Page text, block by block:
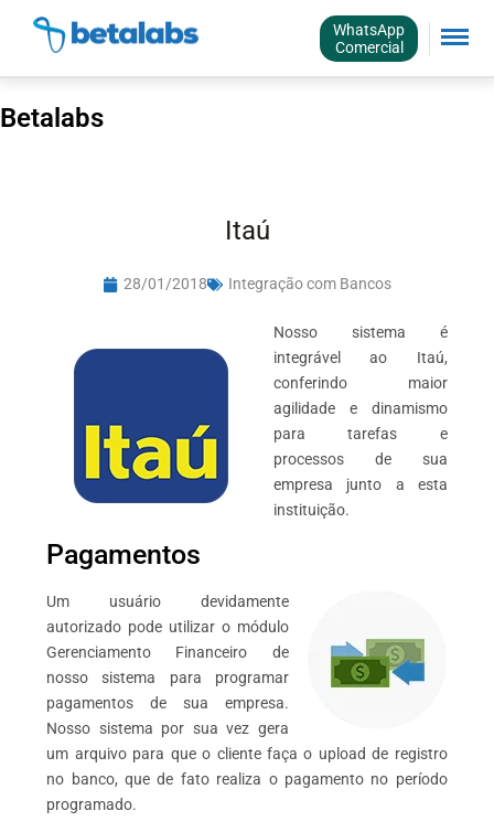
WhatsApp
Comercial
Betalabs
Itaú
28/01/2018 Integração com Bancos
Nosso sistema é
integrável ao Itaú,
conferindo maior
agilidade e dinamismo
para tarefas e
processos de sua
empresa junto a esta
instituição.
Pagamentos
Um usuário devidamente
autorizado pode utilizar o módulo
Gerenciamento Financeiro de
nosso sistema para programar
pagamentos de sua empresa.
Nosso sistema por sua vez gera
um arquivo para que o cliente faça o upload de registro
no banco, que de fato realiza o pagamento no período
programado.